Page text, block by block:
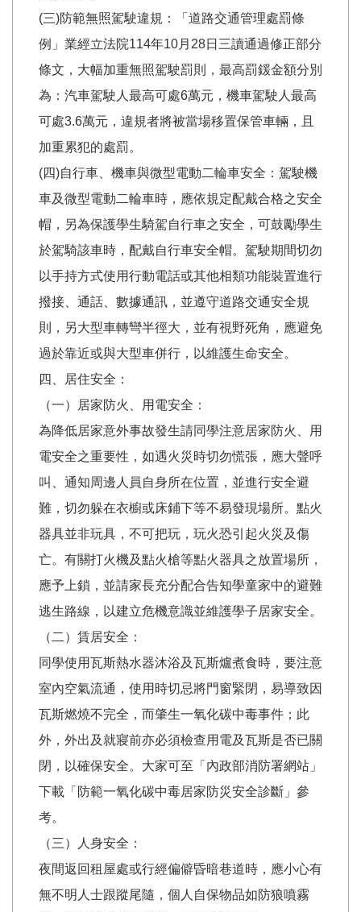
(三)防範無照駕駛違規：「道路交通管理處罰條
例」業經立法院114年10月28日三讀通過修正部分
條文，大幅加重無照駕駛罰則，最高罰鍰金額分別
為：汽車駕駛人最高可處6萬元，機車駕駛人最高
可處3.6萬元，違規者將被當場移置保管車輛，且
加重累犯的處罰。
(四)自行車、機車與微型電動二輪車安全：駕駛機
車及微型電動二輪車時，應依規定配戴合格之安全
帽，另為保護學生騎駕自行車之安全，可鼓勵學生
於駕騎該車時，配戴自行車安全帽。駕駛期間切勿
以手持方式使用行動電話或其他相類功能裝置進行
撥接、通話、數據通訊，並遵守道路交通安全規
則，另大型車轉彎半徑大，並有視野死角，應避免
過於靠近或與大型車併行，以維護生命安全。
四、居住安全：
（一）居家防火、用電安全：
為降低居家意外事故發生請同學注意居家防火、用
電安全之重要性，如遇火災時切勿慌張，應大聲呼
叫、通知周邊人員自身所在位置，並進行安全避
難，切勿躲在衣櫥或床鋪下等不易發現場所。點火
器具並非玩具，不可把玩，玩火恐引起火災及傷
亡。有關打火機及點火槍等點火器具之放置場所，
應予上鎖，並請家長充分配合告知學童家中的避難
逃生路線，以建立危機意識並維護學子居家安全。
（二）賃居安全：
同學使用瓦斯熱水器沐浴及瓦斯爐煮食時，要注意
室內空氣流通，使用時切忌將門窗緊閉，易導致因
瓦斯燃燒不完全，而肇生一氧化碳中毒事件；此
外，外出及就寢前亦必須檢查用電及瓦斯是否已關
閉，以確保安全。大家可至「內政部消防署網站」
下載「防範一氧化碳中毒居家防災安全診斷」參
考。
（三）人身安全：
夜間返回租屋處或行經偏僻昏暗巷道時，應小心有
無不明人士跟蹤尾隨，個人自保物品如防狼噴霧